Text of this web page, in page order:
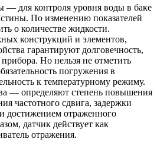
— для контроля уровня воды в баке
По изменению показателей
о количестве жидкости.
конструкций и элементов,
гарантируют долговечность,
Но нельзя не отметить
погружения в
к температурному режиму.
— определяют степень повышения
частотного сдвига, задержки
достижением отраженного
датчик действует как
отражения.